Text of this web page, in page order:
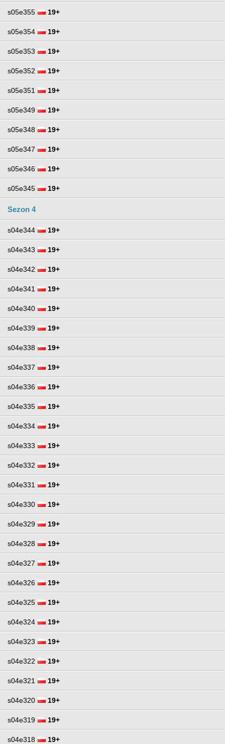
s05e355 19+
s05e354 19+
s05e353 19+
s05e352 19+
s05e351 19+
s05e349 19+
s05e348 19+
s05e347 19+
s05e346 19+
s05e345 19+
Sezon 4
s04e344 19+
s04e343 19+
s04e342 19+
s04e341 19+
s04e340 19+
s04e339 19+
s04e338 19+
s04e337 19+
s04e336 19+
s04e335 19+
s04e334 19+
s04e333 19+
s04e332 19+
s04e331 19+
s04e330 19+
s04e329 19+
s04e328 19+
s04e327 19+
s04e326 19+
s04e325 19+
s04e324 19+
s04e323 19+
s04e322 19+
s04e321 19+
s04e320 19+
s04e319 19+
s04e318 19+